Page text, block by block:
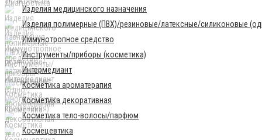
Изделия медицинского назначения
Изделия полимерные (ПВХ)/резиновые/латексные/силиконовые
Иммунотропное средство
Инструменты/приборы (косметика)
Интермедиант
Косметика ароматерапия
Косметика декоративная
Косметика тело-волосы/парфюм
Космецевтика